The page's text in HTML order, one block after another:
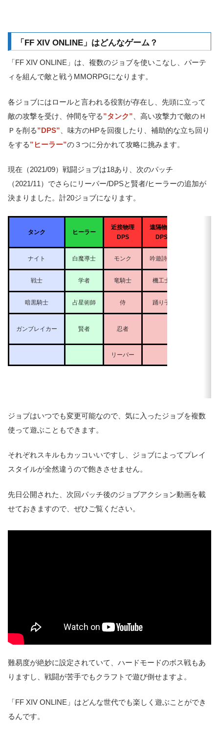
「FF XIV ONLINE」はどんなゲーム？
「FF XIV ONLINE」は、複数のジョブを使いこなし、パーテ
ィを組んで敵と戦うMMORPGになります。
各ジョブにはロールと言われる役割が存在し、先頭に立って
敵の攻撃を受け、仲間を守る”タンク” 、高い攻撃力で敵のＨ
Ｐを削る”DPS” 、味方のHPを回復したり、補助的な立ち回り
をする”ヒーラー”の３つに分かれて攻略に挑みます。
現在（2021/09）戦闘ジョブは18あり、次のパッチ
（2021/11）でさらにリーパー/DPSと賢者/ヒーラーの追加が
決まりました。計20ジョブになります。
タンク ヒーラー
近接物理
DPS
遠隔物理
DPS
ナイト 白魔導士 モンク 吟遊詩人
戦士 学者 竜騎士 機工士
暗黒騎士 占星術師 侍 踊り子
ガンブレイカー 賢者 忍者
リーパー
ジョブはいつでも変更可能なので、気に入ったジョブを複数
使って遊ぶこともできます。
それぞれスキルもカッコいいですし、ジョブによってプレイ
スタイルが全然違うので飽きさせません。
先日公開された、次回パッチ後のジョブアクション動画を載
せておきますので、ぜひご覧ください。
難易度が絶妙に設定されていて、ハードモードのボス戦もあ
りますし、戦闘が苦手でもクラフトで遊び倒せますよ。
「FF XIV ONLINE」はどんな世代でも楽しく遊ぶことができ
るんです。